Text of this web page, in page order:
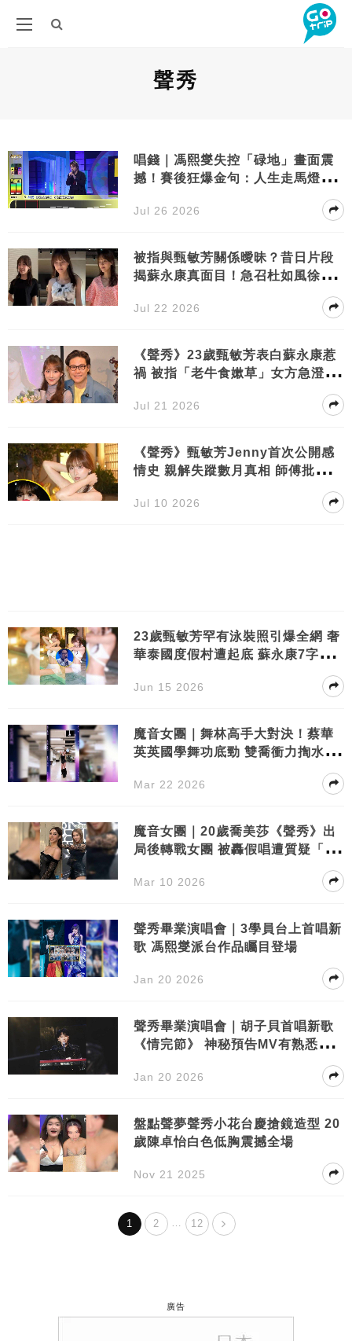
聲秀
唱錢｜馮熙燮失控「碌地」畫面震
撼！賽後狂爆金句：人生走馬燈都
Jul 26 2026
被指與甄敏芳關係曖昧？昔日片段
揭蘇永康真面目！急召杜如風徐濠
Jul 22 2026
《聲秀》23歲甄敏芳表白蘇永康惹
禍 被指「老牛食嫰草」女方急澄清
Jul 21 2026
《聲秀》甄敏芳Jenny首次公開感
情史 親解失蹤數月真相 師傅批下任
Jul 10 2026
23歲甄敏芳罕有泳裝照引爆全網 奢
華泰國度假村遭起底 蘇永康7字留
Jun 15 2026
魔音女團｜舞林高手大對決！蔡華
英英國學舞功底勁 雙喬衝力揈水髮
Mar 22 2026
魔音女團｜20歲喬美莎《聲秀》出
局後轉戰女團 被轟假唱遭質疑「刻
Mar 10 2026
聲秀畢業演唱會｜3學員台上首唱新
歌 馮熙燮派台作品矚目登場
Jan 20 2026
聲秀畢業演唱會｜胡子貝首唱新歌
《情完節》 神秘預告MV有熟悉面
Jan 20 2026
盤點聲夢聲秀小花台慶搶鏡造型 20
歲陳卓怡白色低胸震撼全場
Nov 21 2025
1 2 … 12
廣告